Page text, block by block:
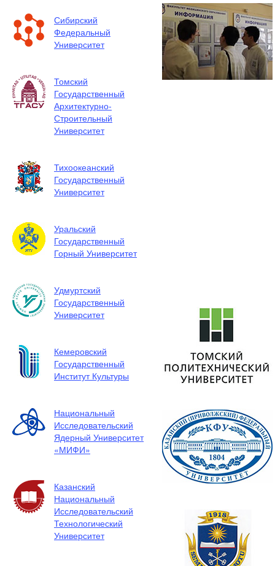
Сибирский
Федеральный
Университет
Томский
Государственный
Архитектурно-
Строительный
Университет
Тихоокеанский
Государственный
Университет
Уральский
Государственный
Горный Университет
Удмуртский
Государственный
Университет
Кемеровский
Государственный
Институт Культуры
Национальный
Исследовательский
Ядерный Университет
«МИФИ»
Казанский
Национальный
Исследовательский
Технологический
Университет